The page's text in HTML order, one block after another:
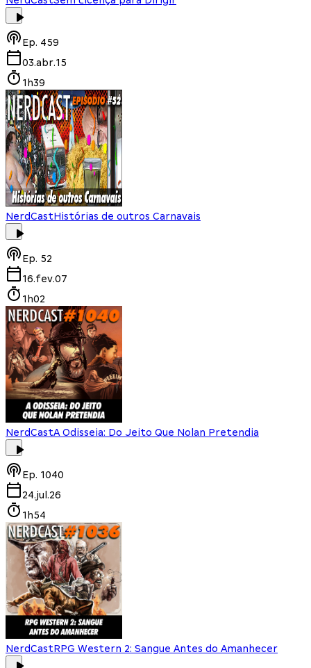
Ep. 459
03.abr.15
1h39
NerdCastHistórias de outros Carnavais
Ep. 52
16.fev.07
1h02
NerdCastA Odisseia: Do Jeito Que Nolan Pretendia
Ep. 1040
24.jul.26
1h54
NerdCastRPG Western 2: Sangue Antes do Amanhecer